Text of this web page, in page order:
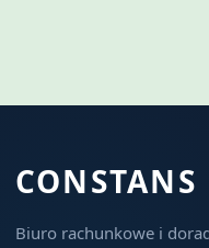
CONSTANS
Biuro rachunkowe i